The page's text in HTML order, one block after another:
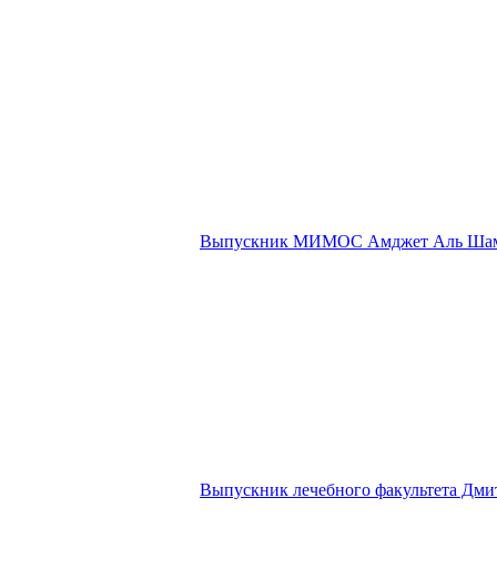
Выпускник МИМОС Амджет Аль
Выпускник лечебного факультета